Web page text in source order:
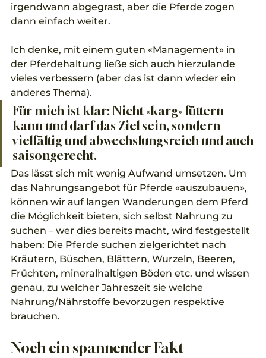
irgendwann abgegrast, aber die Pferde zogen
dann einfach weiter.
Ich denke, mit einem guten «Management» in
der Pferdehaltung ließe sich auch hierzulande
vieles verbessern (aber das ist dann wieder ein
anderes Thema).
Für mich ist klar: Nicht «karg» füttern
kann und darf das Ziel sein, sondern
vielfältig und abwechslungsreich und auch
saisongerecht.
Das lässt sich mit wenig Aufwand umsetzen. Um
das Nahrungsangebot für Pferde «auszubauen»,
können wir auf langen Wanderungen dem Pferd
die Möglichkeit bieten, sich selbst Nahrung zu
suchen – wer dies bereits macht, wird festgestellt
haben: Die Pferde suchen zielgerichtet nach
Kräutern, Büschen, Blättern, Wurzeln, Beeren,
Früchten, mineralhaltigen Böden etc. und wissen
genau, zu welcher Jahreszeit sie welche
Nahrung/Nährstoffe bevorzugen respektive
brauchen.
Noch ein spannender Fakt